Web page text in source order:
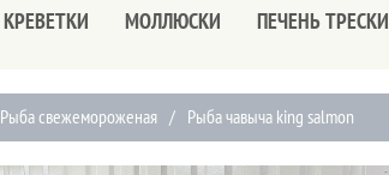
КРЕВЕТКИ МОЛЛЮСКИ ПЕЧЕНЬ ТРЕСКИ
Рыба свежемороженая / Рыба чавыча king salmon